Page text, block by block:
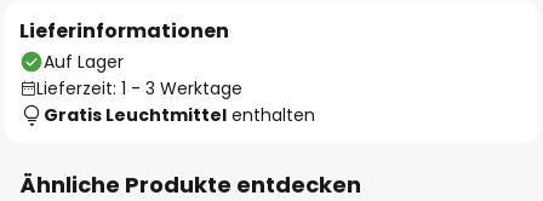
Lieferinformationen
Auf Lager
Lieferzeit: 1 - 3 Werktage
Gratis Leuchtmittel enthalten
Ähnliche Produkte entdecken